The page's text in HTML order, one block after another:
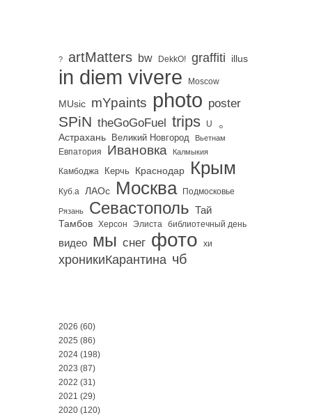
? artMatters bw DekkO! graffiti illus
in diem vivere Moscow
MUsic mYpaints photo poster
SPiN theGoGoFuel trips U 。
Астрахань Великий Новгород Вьетнам
Евпатория Ивановка Калмыкия
Камбоджа Керчь Краснодар Крым
Куб.а ЛАОс Москва Подмосковье
Рязань Севастополь Тай
Тамбов Херсон Элиста библиотечный день
видео мы снег фото хи
хроникиКарантина чб
2026 (60)
2025 (86)
2024 (198)
2023 (87)
2022 (31)
2021 (29)
2020 (120)